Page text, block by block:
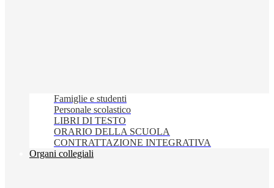
Famiglie e studenti
Personale scolastico
LIBRI DI TESTO
ORARIO DELLA SCUOLA
CONTRATTAZIONE INTEGRATIVA
Organi collegiali